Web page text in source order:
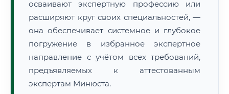
осваивают экспертную профессию или
расширяют круг своих специальностей, —
она обеспечивает системное и глубокое
погружение в избранное экспертное
направление с учётом всех требований,
предъявляемых к аттестованным
экспертам Минюста.